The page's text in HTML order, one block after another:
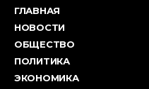
ГЛАВНАЯ
НОВОСТИ
ОБЩЕСТВО
ПОЛИТИКА
ЭКОНОМИКА